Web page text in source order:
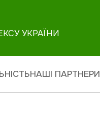
УКРАЇНИ
НАШІ ПАРТНЕРИ